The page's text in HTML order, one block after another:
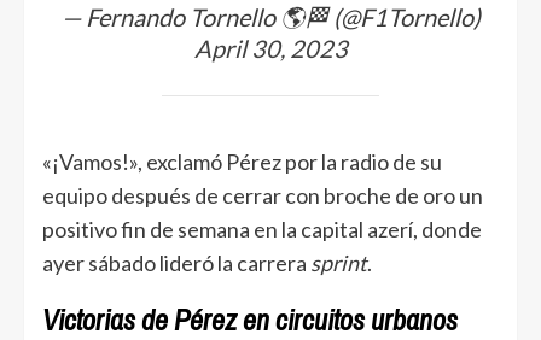
— Fernando Tornello 🌎🏁 (@F1Tornello)
April 30, 2023
«¡Vamos!», exclamó Pérez por la radio de su
equipo después de cerrar con broche de oro un
positivo fin de semana en la capital azerí, donde
ayer sábado lideró la carrera sprint.
Victorias de Pérez en circuitos urbanos